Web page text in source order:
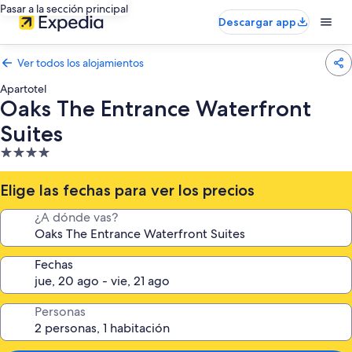
Pasar a la sección principal
Descargar app
Ver todos los alojamientos
Apartotel
Oaks The Entrance Waterfront
Suites
Alojamiento
de
4.0 estrellas
Elige las fechas para ver los precios
¿A dónde vas?
Fechas
Personas